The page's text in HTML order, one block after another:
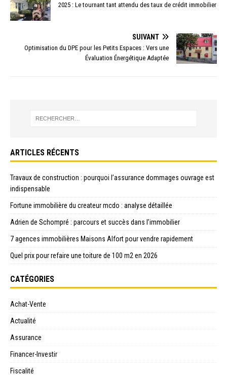
2025 : Le tournant tant attendu des taux de crédit immobilier
SUIVANT
Optimisation du DPE pour les Petits Espaces : Vers une
Évaluation Énergétique Adaptée
ARTICLES RÉCENTS
Travaux de construction : pourquoi l’assurance dommages ouvrage est
indispensable
Fortune immobilière du createur mcdo : analyse détaillée
Adrien de Schompré : parcours et succès dans l’immobilier
7 agences immobilières Maisons Alfort pour vendre rapidement
Quel prix pour refaire une toiture de 100 m2 en 2026
CATÉGORIES
Achat-Vente
Actualité
Assurance
Financer-Investir
Fiscalité